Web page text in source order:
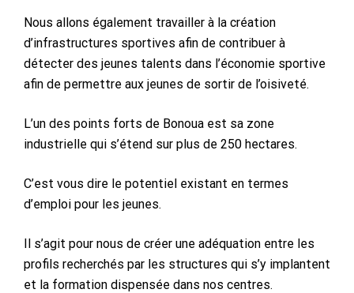
Nous allons également travailler à la création
d’infrastructures sportives afin de contribuer à
détecter des jeunes talents dans l’économie sportive
afin de permettre aux jeunes de sortir de l’oisiveté.
L’un des points forts de Bonoua est sa zone
industrielle qui s’étend sur plus de 250 hectares.
C’est vous dire le potentiel existant en termes
d’emploi pour les jeunes.
Il s’agit pour nous de créer une adéquation entre les
profils recherchés par les structures qui s’y implantent
et la formation dispensée dans nos centres.